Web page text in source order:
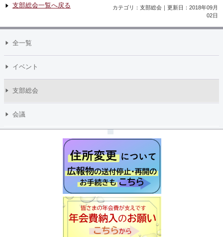
支部総会一覧へ戻る
カテゴリ：支部総会｜更新日：2018年09月
02日
全一覧
イベント
支部総会
会議